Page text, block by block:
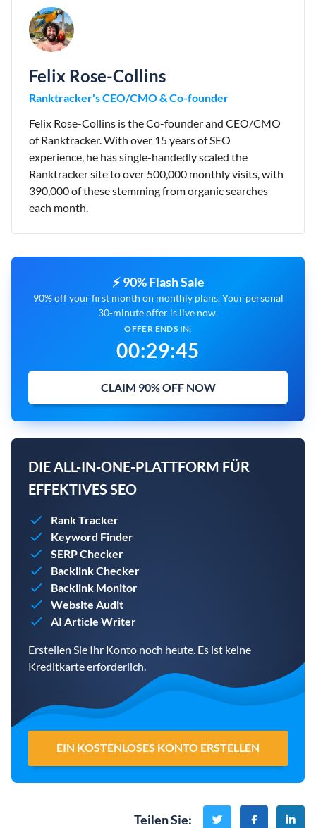
Felix Rose-Collins
Ranktracker's CEO/CMO & Co-founder
Felix Rose-Collins is the Co-founder and CEO/CMO
of Ranktracker. With over 15 years of SEO
experience, he has single-handedly scaled the
Ranktracker site to over 500,000 monthly visits, with
390,000 of these stemming from organic searches
each month.
⚡ 90% Flash Sale
90% off your first month on monthly plans. Your personal
30-minute offer is live now.
OFFER ENDS IN:
00:29:43
CLAIM 90% OFF NOW
DIE ALL-IN-ONE-PLATTFORM FÜR
EFFEKTIVES SEO
Rank Tracker
Keyword Finder
SERP Checker
Backlink Checker
Backlink Monitor
Website Audit
AI Article Writer
Erstellen Sie Ihr Konto noch heute. Es ist keine
Kreditkarte erforderlich.
EIN KOSTENLOSES KONTO ERSTELLEN
Teilen Sie: